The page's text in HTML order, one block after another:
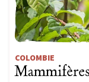
COLOMBIE